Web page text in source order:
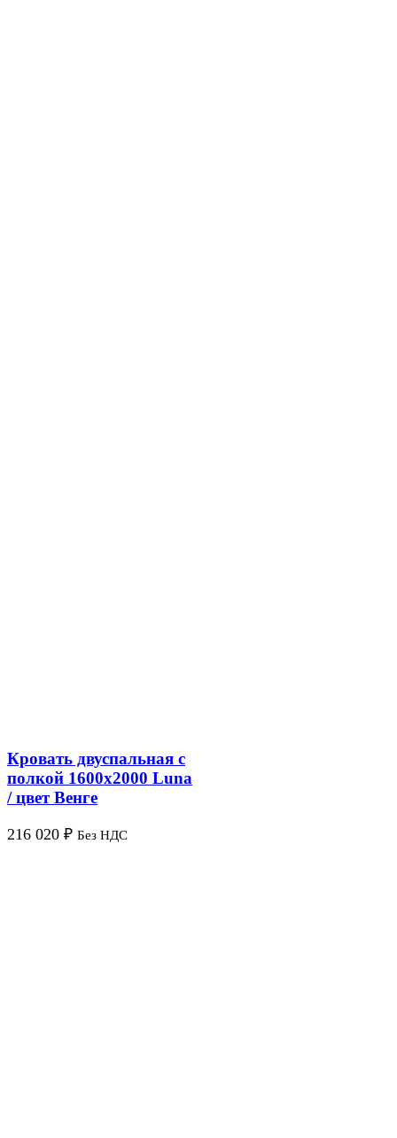
Кровать двуспальная с
полкой 1600х2000 Luna
/ цвет Венге
216 020 ₽ Без НДС